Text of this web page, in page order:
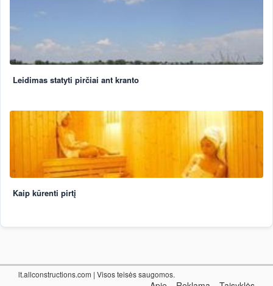
Leidimas statyti pirčiai ant kranto
Kaip kūrenti pirtį
lt.allconstructions.com | Visos teisės saugomos.